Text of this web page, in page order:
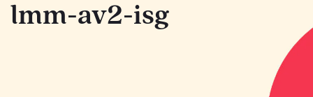
lmm-av2-isg